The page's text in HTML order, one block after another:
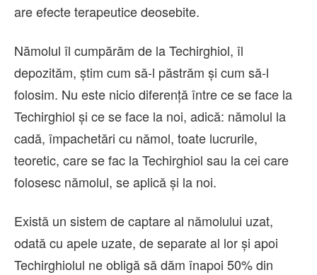
are efecte terapeutice deosebite.
Nămolul îl cumpărăm de la Techirghiol, îl
depozităm, știm cum să-l păstrăm și cum să-l
folosim. Nu este nicio diferență între ce se face la
Techirghiol și ce se face la noi, adică: nămolul la
cadă, împachetări cu nămol, toate lucrurile,
teoretic, care se fac la Techirghiol sau la cei care
folosesc nămolul, se aplică și la noi.
Există un sistem de captare al nămolului uzat,
odată cu apele uzate, de separate al lor și apoi
Techirghiolul ne obligă să dăm înapoi 50% din